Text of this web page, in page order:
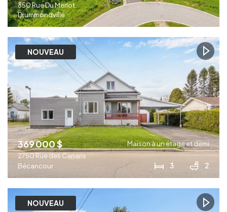
850 Rue Du Merlot
Drummondville
NOUVEAU
369 000 $
Maison à un étage et demi
2750 Rue des Canaris
Bécancour
3 2
NOUVEAU